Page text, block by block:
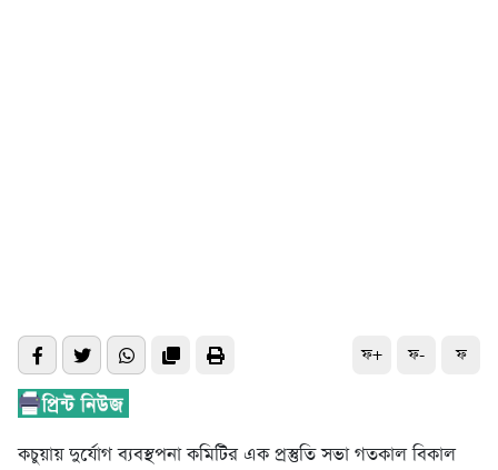
ফ+ ফ- ফ
কচুয়ায় দুর্যোগ ব্যবস্থপনা কমিটির এক প্রস্তুতি সভা গতকাল বিকাল